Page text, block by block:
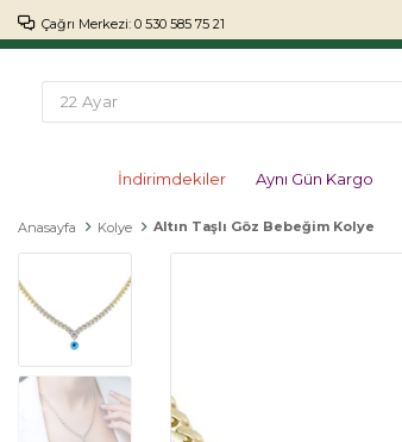
Çağrı Merkezi: 0 530 585 75 21
İndirimdekiler Aynı Gün Kargo
Anasayfa Kolye Altın Taşlı Göz Bebeğim Kolye